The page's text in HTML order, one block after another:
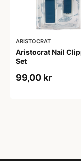
ARISTOCRAT
Aristocrat Nail
Set
99,00 kr